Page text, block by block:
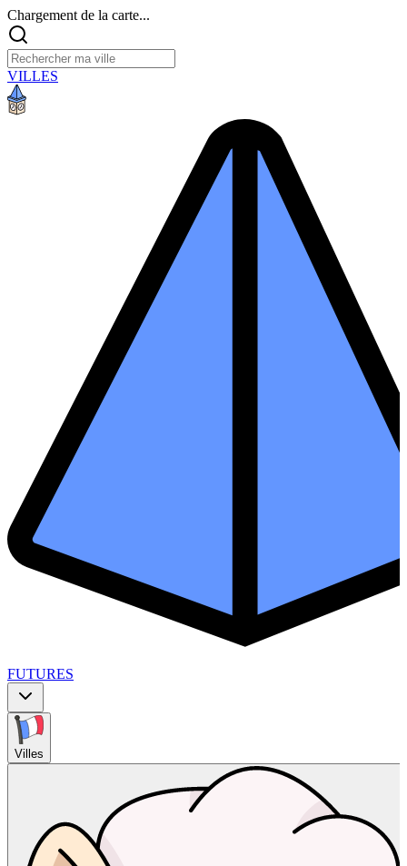
Chargement de la carte...
VILLES
FUTURES
Villes